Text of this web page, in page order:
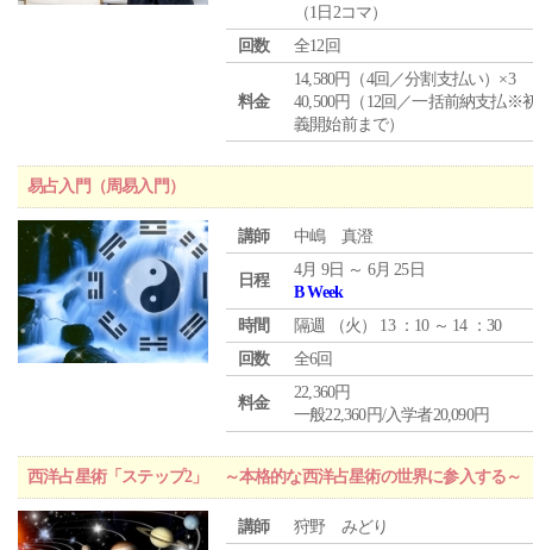
（1日2コマ）
回数
全12回
料金
14,580円（4回／分割支払い）×3
40,500円（12回／一括前納支払※
義開始前まで）
易占入門（周易入門）
講師 中嶋 真澄
日程
4月 9日 ～ 6月 25日
B Week
時間
隔週 （火 ） 13 ：10 ～ 14 ：30
回数
全6回
料金
22,360円
一般22,360円/入学者20,090円
西洋占星術「ステップ2」 ～本格的な西洋占星術の世界に参入する～
講師 狩野 みどり